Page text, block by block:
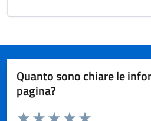
Quanto sono chiare le
pagina?
Valuta da 1 a 5 stelle la pagina